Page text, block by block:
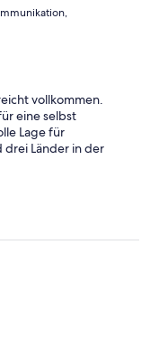
vollkommen.
eine selbst
Lage für
Länder in der